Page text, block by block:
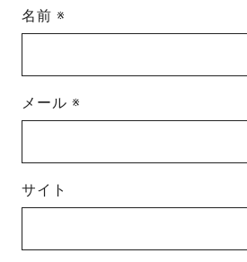
名前※
メール※
サイト